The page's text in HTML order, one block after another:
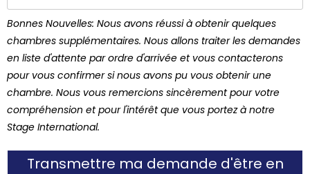
Bonnes Nouvelles: Nous avons réussi à obtenir quelques
chambres supplémentaires. Nous allons traiter les demandes
en liste d'attente par ordre d'arrivée et vous contacterons
pour vous confirmer si nous avons pu vous obtenir une
chambre. Nous vous remercions sincèrement pour votre
compréhension et pour l'intérêt que vous portez à notre
Stage International.
Transmettre ma demande d'être en